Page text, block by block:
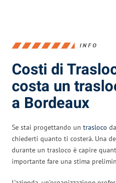
INFO
Costi di
costa un
a Bordeaux
Se stai progettando un trasloco da
chiederti quanto ti costerà. Una
durante un trasloco è capire
importante fare una stima